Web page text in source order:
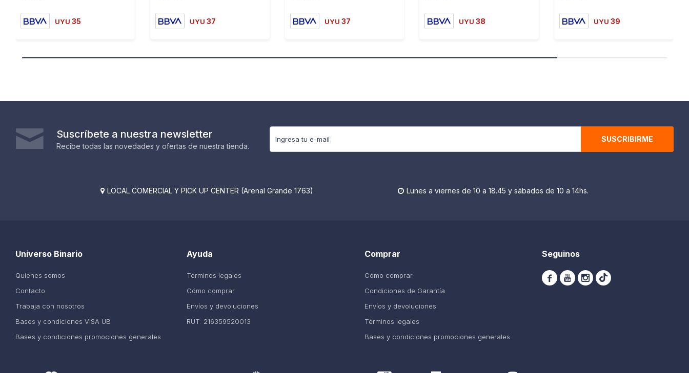
UYU 35 UYU 37 UYU 37 UYU 38 UYU 39
Suscríbete a nuestra newsletter
Recibe todas las novedades y ofertas de nuestra tienda.
SUSCRIBIRME
 LOCAL COMERCIAL Y PICK UP CENTER (Arenal Grande 1763)  Lunes a viernes de 10 a 18.45 y sábados de 10 a 14hs.
Ayuda
Términos legales
Cómo comprar
Envíos y devoluciones
RUT: 216359520013
Universo Binario
Quienes somos
Contacto
Trabaja con nosotros
Bases y condiciones VISA UB
Bases y condiciones promociones generales
Comprar
Cómo comprar
Condiciones de Garantía
Envíos y devoluciones
Términos legales
Bases y condiciones promociones generales
Seguinos
  